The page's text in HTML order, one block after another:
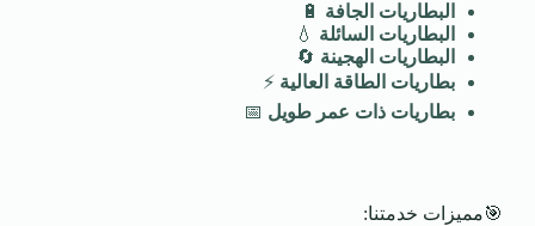
البطاريات الجافة 🔋
البطاريات السائلة 💧
البطاريات الهجينة 🔄
بطاريات الطاقة العالية ⚡
بطاريات ذات عمر طويل 📅
🎯مميزات خدمتنا: